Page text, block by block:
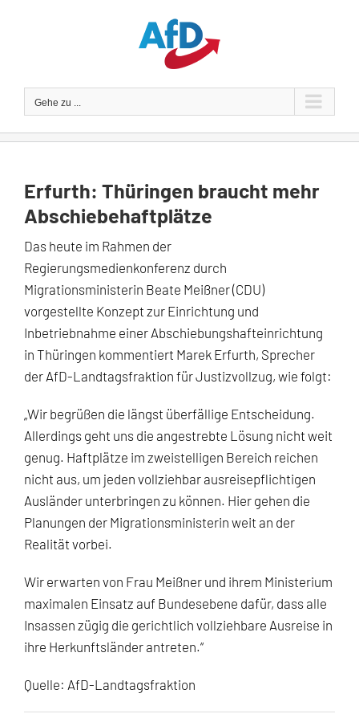
Gehe zu ...
Erfurth: Thüringen braucht mehr
Abschiebehaftplätze
Das heute im Rahmen der
Regierungsmedienkonferenz durch
Migrationsministerin Beate Meißner (CDU)
vorgestellte Konzept zur Einrichtung und
Inbetriebnahme einer Abschiebungshafteinrichtung
in Thüringen kommentiert Marek Erfurth, Sprecher
der AfD-Landtagsfraktion für Justizvollzug, wie folgt:
„Wir begrüßen die längst überfällige Entscheidung.
Allerdings geht uns die angestrebte Lösung nicht weit
genug. Haftplätze im zweistelligen Bereich reichen
nicht aus, um jeden vollziehbar ausreisepflichtigen
Ausländer unterbringen zu können. Hier gehen die
Planungen der Migrationsministerin weit an der
Realität vorbei.
Wir erwarten von Frau Meißner und ihrem Ministerium
maximalen Einsatz auf Bundesebene dafür, dass alle
Insassen zügig die gerichtlich vollziehbare Ausreise in
ihre Herkunftsländer antreten.“
Quelle: AfD-Landtagsfraktion